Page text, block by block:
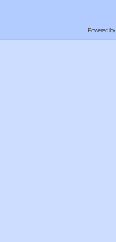
Powered by